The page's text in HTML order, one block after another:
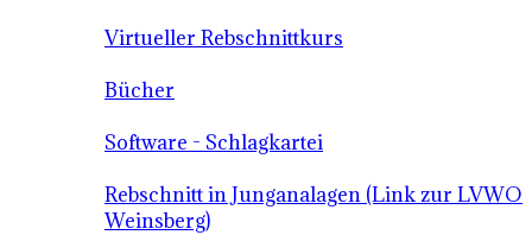
Virtueller Rebschnittkurs
Bücher
Software - Schlagkartei
Rebschnitt in Junganalagen (Link zur LVWO
Weinsberg)